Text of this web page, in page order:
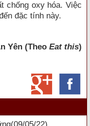
chống oxy hóa. Việc
đặc tính này.
Yên (Theo Eat this)